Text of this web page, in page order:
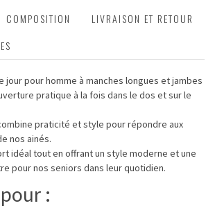
COMPOSITION
LIVRAISON ET RETOUR
jour pour homme à manches longues et jambes
pratique à la fois dans le dos et sur le
praticité et style pour répondre aux
nos ainés.
idéal tout en offrant un style moderne et une
pour nos seniors dans leur quotidien.
: